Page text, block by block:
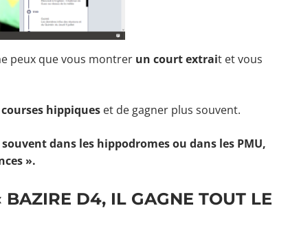
peux que vous montrer un court extrait et vous
hippiques et de gagner plus souvent.
dans les hippodromes ou dans les PMU,
».
BAZIRE D4, IL GAGNE TOUT LE